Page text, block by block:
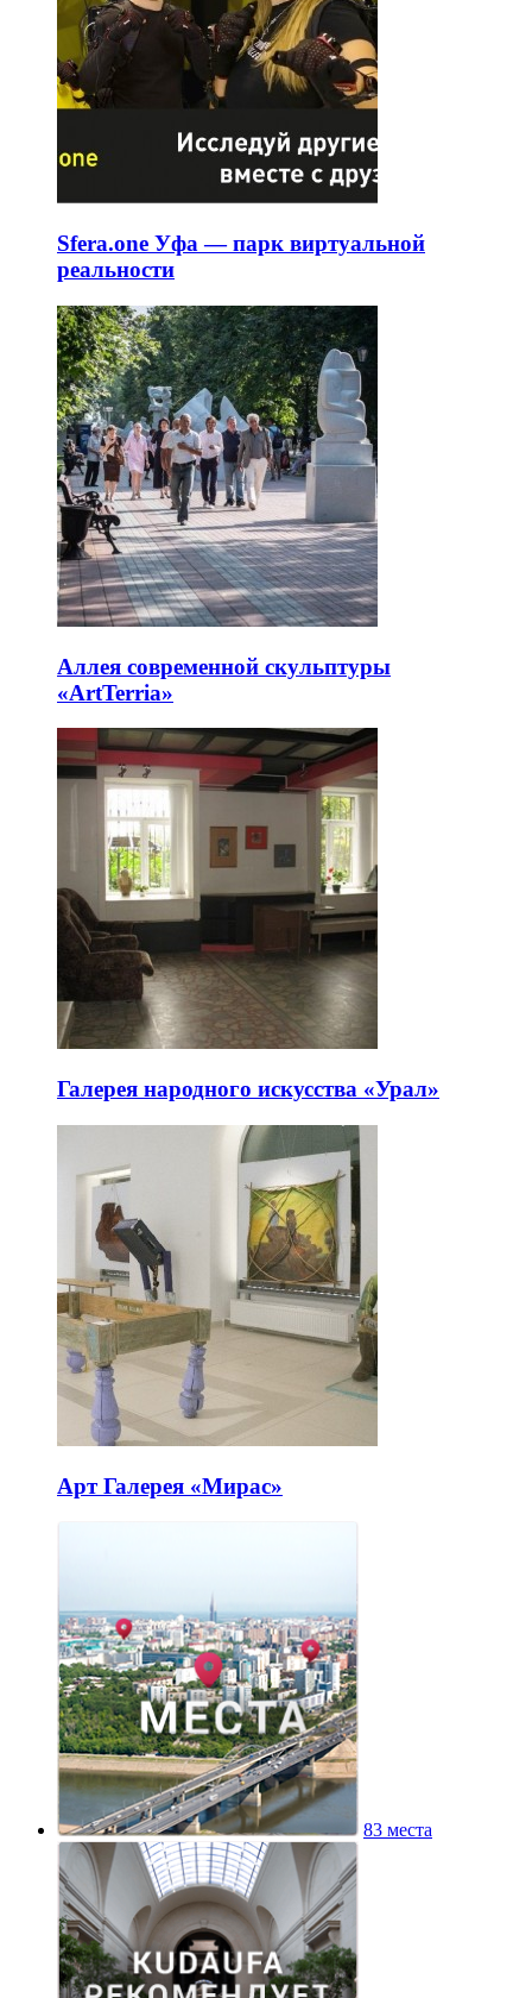
Sfera.one Уфа — парк виртуальной
реальности
Аллея современной скульптуры
«ArtTerria»
Галерея народного искусства «Урал»
Арт Галерея «Мирас»
83 места